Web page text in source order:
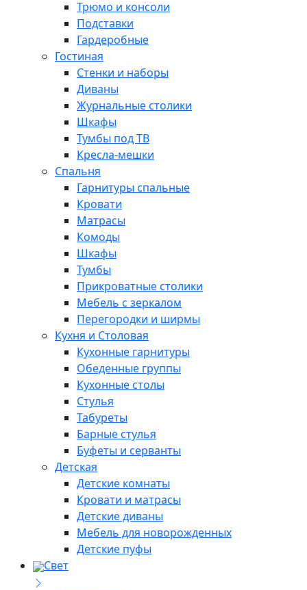
Трюмо и консоли
Подставки
Гардеробные
Гостиная
Стенки и наборы
Диваны
Журнальные столики
Шкафы
Тумбы под ТВ
Кресла-мешки
Спальня
Гарнитуры спальные
Кровати
Матрасы
Комоды
Шкафы
Тумбы
Прикроватные столики
Мебель с зеркалом
Перегородки и ширмы
Кухня и Столовая
Кухонные гарнитуры
Обеденные группы
Кухонные столы
Стулья
Табуреты
Барные стулья
Буфеты и серванты
Детская
Детские комнаты
Кровати и матрасы
Детские диваны
Мебель для новорожденных
Детские пуфы
Свет